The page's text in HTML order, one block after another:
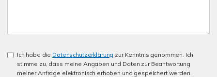
Ich habe die Datenschutzerklärung zur Kenntnis genommen. Ich
stimme zu, dass meine Angaben und Daten zur Beantwortung
meiner Anfrage elektronisch erhoben und gespeichert werden.